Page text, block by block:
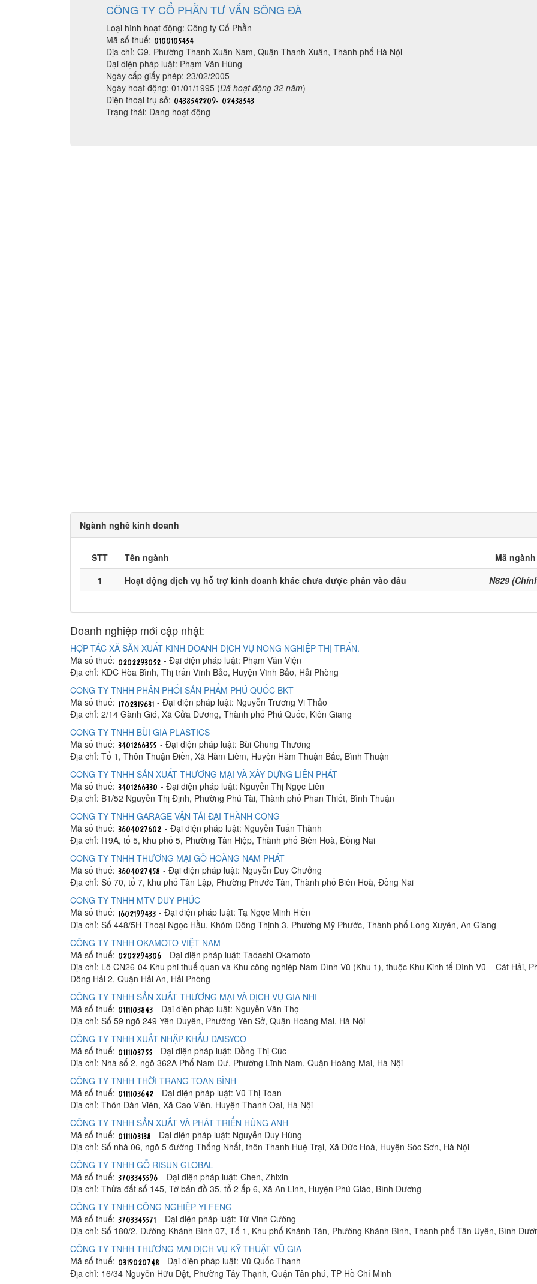
CÔNG TY CỔ PHẦN TƯ VẤN SÔNG ĐÀ
Loại hình hoạt động: Công ty Cổ Phần
Mã số thuế:
Địa chỉ: G9, Phường Thanh Xuân Nam, Quận Thanh Xuân, Thành phố Hà Nội
Đại diện pháp luật: Phạm Văn Hùng
Ngày cấp giấy phép: 23/02/2005
Ngày hoạt động: 01/01/1995 (Đã hoạt động 32 năm)
Điện thoại trụ sở:
Trạng thái: Đang hoạt động
Ngành nghề kinh doanh
STT Tên ngành
Mã ngành
1
Hoạt động dịch vụ hỗ trợ kinh doanh khác chưa được phân vào đâu N829
Doanh nghiệp mới cập nhật:
HỢP TÁC XÃ SẢN XUẤT KINH DOANH DỊCH VỤ NÔNG NGHIỆP THỊ TRẤN.
Mã số thuế:
- Đại diện pháp luật: Phạm Văn Viện
Địa chỉ: KDC Hòa Bình, Thị trấn Vĩnh Bảo, Huyện Vĩnh Bảo, Hải Phòng
CÔNG TY TNHH PHÂN PHỐI SẢN PHẨM PHÚ QUỐC BKT
Mã số thuế:
- Đại diện pháp luật: Nguyễn Trương Vi Thảo
Địa chỉ: 2/14 Gành Gió, Xã Cửa Dương, Thành phố Phú Quốc, Kiên Giang
CÔNG TY TNHH BÙI GIA PLASTICS
Mã số thuế:
- Đại diện pháp luật: Bùi Chung Thương
Địa chỉ: Tổ 1, Thôn Thuận Điền, Xã Hàm Liêm, Huyện Hàm Thuận Bắc, Bình Thuận
CÔNG TY TNHH SẢN XUẤT THƯƠNG MẠI VÀ XÂY DỰNG LIÊN PHÁT
Mã số thuế:
- Đại diện pháp luật: Nguyễn Thị Ngọc Liên
Địa chỉ: B1/52 Nguyễn Thị Định, Phường Phú Tài, Thành phố Phan Thiết, Bình Thuận
CÔNG TY TNHH GARAGE VẬN TẢI ĐẠI THÀNH CÔNG
Mã số thuế:
- Đại diện pháp luật: Nguyễn Tuấn Thành
Địa chỉ: I19A, tổ 5, khu phố 5, Phường Tân Hiệp, Thành phố Biên Hoà, Đồng Nai
CÔNG TY TNHH THƯƠNG MẠI GỖ HOÀNG NAM PHÁT
Mã số thuế:
- Đại diện pháp luật: Nguyễn Duy Chưởng
Địa chỉ: Số 70, tổ 7, khu phố Tân Lập, Phường Phước Tân, Thành phố Biên Hoà, Đồng Nai
CÔNG TY TNHH MTV DUY PHÚC
Mã số thuế:
- Đại diện pháp luật: Tạ Ngọc Minh Hiền
Địa chỉ: Số 448/5H Thoại Ngọc Hầu, Khóm Đông Thịnh 3, Phường Mỹ Phước, Thành phố Long Xuyên, An Giang
CÔNG TY TNHH OKAMOTO VIỆT NAM
Mã số thuế:
- Đại diện pháp luật: Tadashi Okamoto
Địa chỉ: Lô CN26-04 Khu phi thuế quan và Khu công nghiệp Nam Đình Vũ (Khu 1), thuộc Khu Kinh tế Đình Vũ – Cát Hải,
Đông Hải 2, Quận Hải An, Hải Phòng
CÔNG TY TNHH SẢN XUẤT THƯƠNG MẠI VÀ DỊCH VỤ GIA NHI
Mã số thuế:
- Đại diện pháp luật: Nguyễn Văn Thọ
Địa chỉ: Số 59 ngõ 249 Yên Duyên, Phường Yên Sở, Quận Hoàng Mai, Hà Nội
CÔNG TY TNHH XUẤT NHẬP KHẨU DAISYCO
Mã số thuế:
- Đại diện pháp luật: Đồng Thị Cúc
Địa chỉ: Nhà số 2, ngõ 362A Phố Nam Dư, Phường Lĩnh Nam, Quận Hoàng Mai, Hà Nội
CÔNG TY TNHH THỜI TRANG TOAN BÌNH
Mã số thuế:
- Đại diện pháp luật: Vũ Thị Toan
Địa chỉ: Thôn Đàn Viên, Xã Cao Viên, Huyện Thanh Oai, Hà Nội
CÔNG TY TNHH SẢN XUẤT VÀ PHÁT TRIỂN HÙNG ANH
Mã số thuế:
- Đại diện pháp luật: Nguyễn Duy Hùng
Địa chỉ: Số nhà 06, ngõ 5 đường Thống Nhất, thôn Thanh Huệ Trại, Xã Đức Hoà, Huyện Sóc Sơn, Hà Nội
CÔNG TY TNHH GỖ RISUN GLOBAL
Mã số thuế:
- Đại diện pháp luật: Chen, Zhixin
Địa chỉ: Thửa đất số 145, Tờ bản đồ 35, tổ 2 ấp 6, Xã An Linh, Huyện Phú Giáo, Bình Dương
CÔNG TY TNHH CÔNG NGHIỆP YI FENG
Mã số thuế:
- Đại diện pháp luật: Từ Vinh Cường
Địa chỉ: Số 180/2, Đường Khánh Bình 07, Tổ 1, Khu phố Khánh Tân, Phường Khánh Bình, Thành phố Tân Uyên, Bình
CÔNG TY TNHH THƯƠNG MẠI DỊCH VỤ KỸ THUẬT VŨ GIA
Mã số thuế:
- Đại diện pháp luật: Vũ Quốc Thanh
Địa chỉ: 16/34 Nguyễn Hữu Dật, Phường Tây Thạnh, Quận Tân phú, TP Hồ Chí Minh